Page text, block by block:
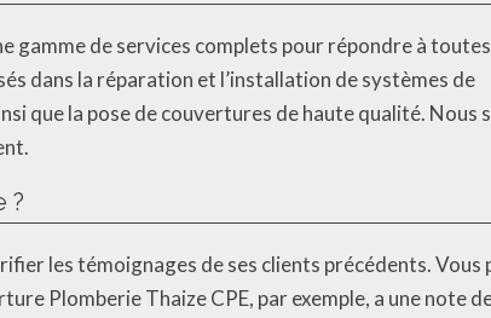
gamme de services complets pour répondre à
dans la réparation et l’installation de systèmes de
que la pose de couvertures de haute qualité. Nous
?
les témoignages de ses clients précédents. Vous
Plomberie Thaize CPE, par exemple, a une note